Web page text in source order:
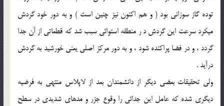
توده گاز سوزاني بود ( و هم اكنون نيز چنين است ) و به دور خود گردش
مي‏كرد سرعت اين گردش د ر منطقه استوائي سبب شد كه قطعاتي از آن جدا
گردد ، و در فضا پراكنده شود ، و به دور مركز اصلي يعني خورشيد به گردش
درآيد .
ولي تحقيقات بعضي ديگر از دانشمندان بعد از لاپلاس منتهي به فرضيه
ديگري شده كه عامل اين جدائي را وقوع جزر و مدهاي شديدي در سطح